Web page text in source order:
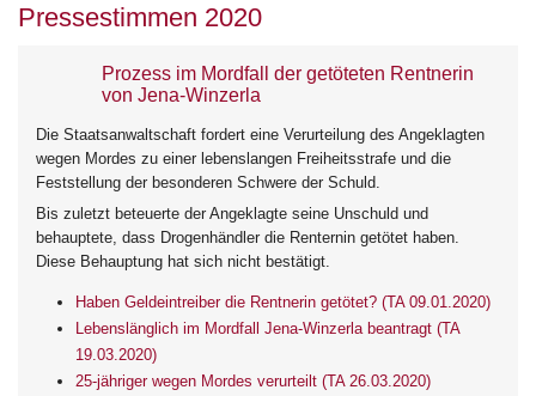
Pressestimmen 2020
Prozess im Mordfall der getöteten Rentnerin
von Jena-Winzerla
Die Staatsanwaltschaft fordert eine Verurteilung des Angeklagten
wegen Mordes zu einer lebenslangen Freiheitsstrafe und die
Feststellung der besonderen Schwere der Schuld.
Bis zuletzt beteuerte der Angeklagte seine Unschuld und
behauptete, dass Drogenhändler die Renternin getötet haben.
Diese Behauptung hat sich nicht bestätigt.
Haben Geldeintreiber die Rentnerin getötet? (TA 09.01.2020)
Lebenslänglich im Mordfall Jena-Winzerla beantragt (TA
19.03.2020)
25-jähriger wegen Mordes verurteilt (TA 26.03.2020)